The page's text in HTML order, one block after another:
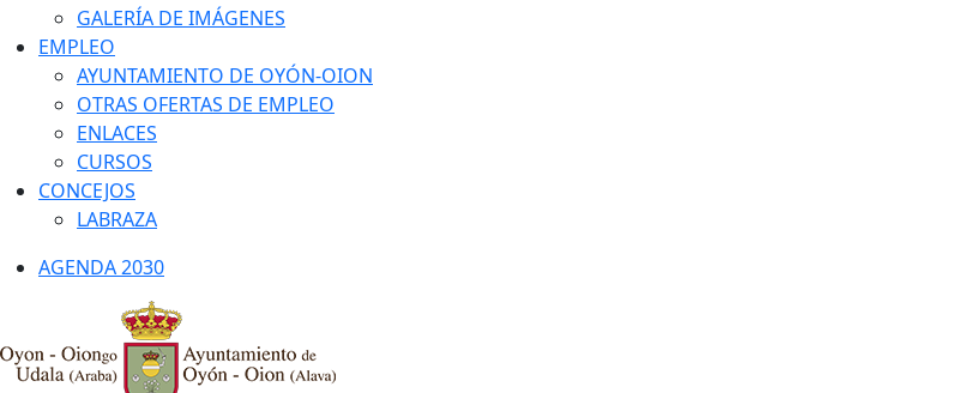
GALERÍA DE IMÁGENES
EMPLEO
AYUNTAMIENTO DE OYÓN-OION
OTRAS OFERTAS DE EMPLEO
ENLACES
CURSOS
CONCEJOS
LABRAZA
AGENDA 2030